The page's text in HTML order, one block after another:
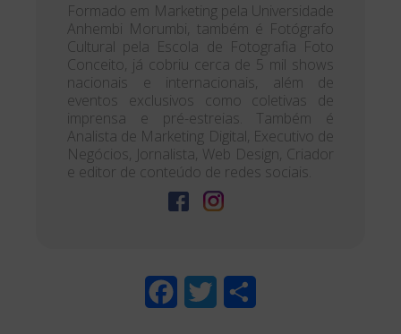
Formado em Marketing pela Universidade
Anhembi Morumbi, também é Fotógrafo
Cultural pela Escola de Fotografia Foto
Conceito, já cobriu cerca de 5 mil shows
nacionais e internacionais, além de
eventos exclusivos como coletivas de
imprensa e pré-estreias. Também é
Analista de Marketing Digital, Executivo de
Negócios, Jornalista, Web Design, Criador
e editor de conteúdo de redes sociais.